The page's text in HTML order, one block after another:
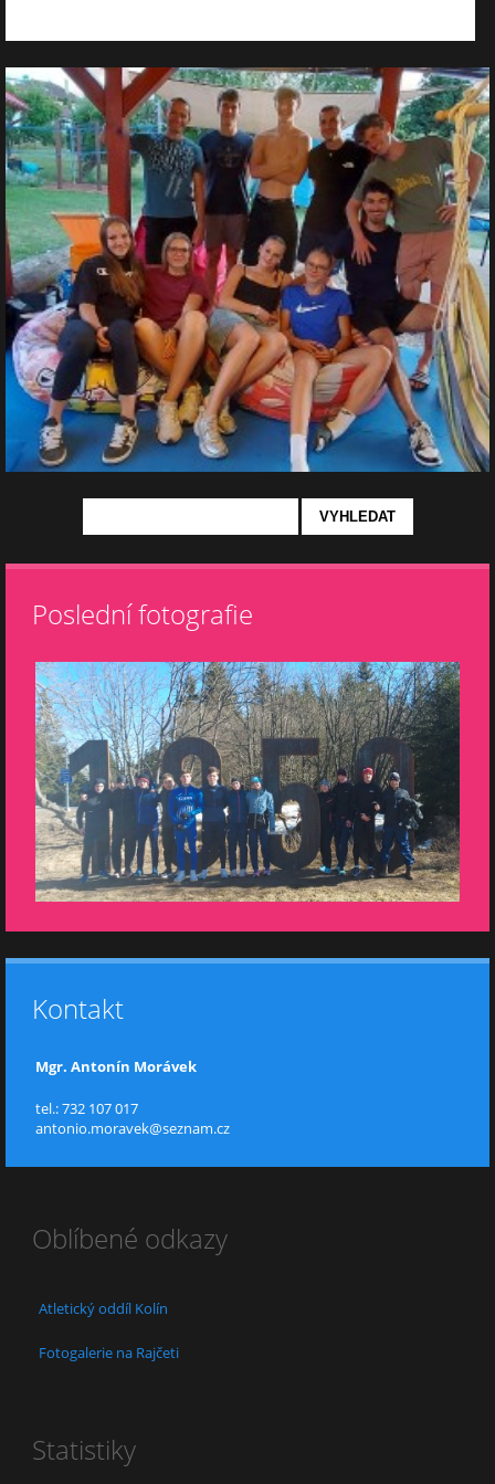
Poslední fotografie
Kontakt
Mgr. Antonín Morávek
tel.: 732 107 017
antonio.moravek@seznam.cz
Oblíbené odkazy
Atletický oddíl Kolín
Fotogalerie na Rajčeti
Statistiky